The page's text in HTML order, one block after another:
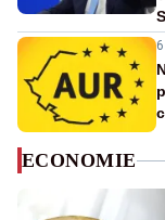
ECONOMIE